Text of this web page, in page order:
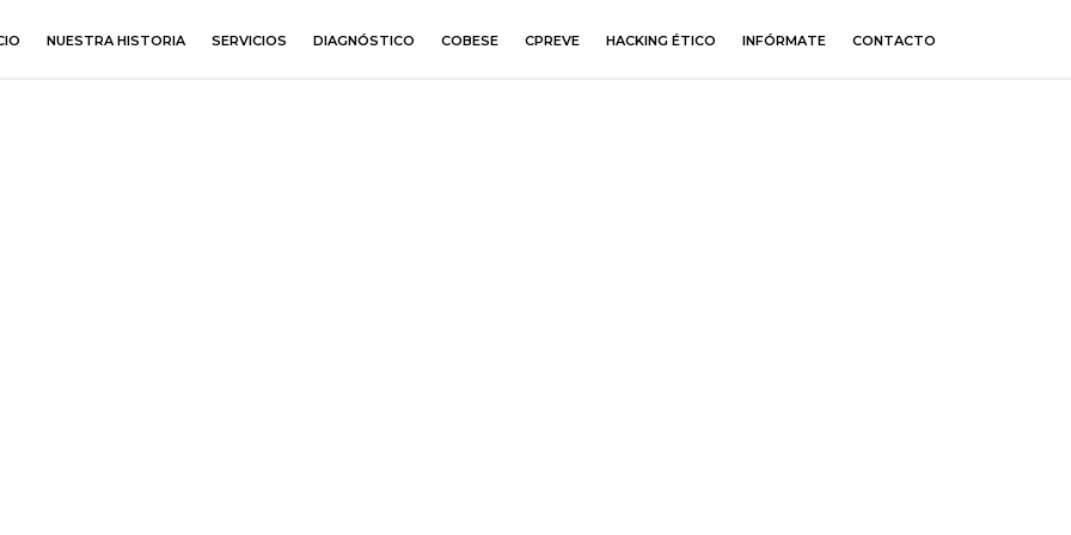
NUESTRA HISTORIA SERVICIOS DIAGNÓSTICO COBESE CPREVE HACKING ÉTICO INFÓRMATE CONTACTO